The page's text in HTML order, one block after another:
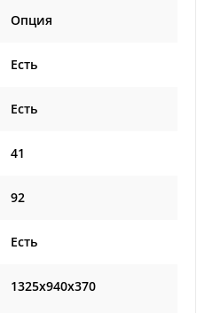
Опция
Есть
Есть
41
92
Есть
1325x940x370